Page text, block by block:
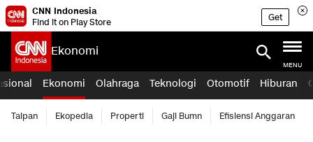
CNN Indonesia
Find it on Play Store
Get
Ekonomi
MENU
Ekonomi Olahraga Teknologi Otomotif Hiburan
Taipan Ekopedia Properti Gaji Bumn Efisiensi Anggaran